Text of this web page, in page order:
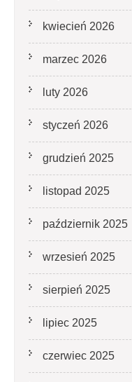
kwiecień 2026
marzec 2026
luty 2026
styczeń 2026
grudzień 2025
listopad 2025
październik 2025
wrzesień 2025
sierpień 2025
lipiec 2025
czerwiec 2025